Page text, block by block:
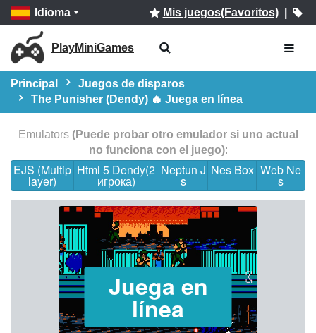
Idioma Mis juegos(Favoritos)|
PlayMiniGames
Principal
Juegos de disparos
The Punisher (Dendy) 🔥 Juega en línea
Emulators (Puede probar otro emulador si uno actual
no funciona con el juego):
EJS (Multip
layer)
Html 5 Dendy(2
игрока)
Neptun J
s
Nes Box Web Ne
s
Juega en
línea